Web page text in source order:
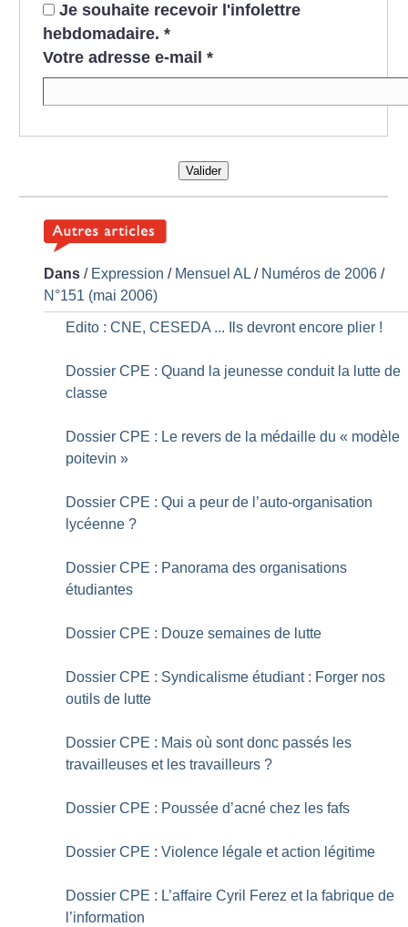
Je souhaite recevoir l'infolettre
hebdomadaire. *
Votre adresse e-mail *
Valider
Dans / Expression / Mensuel AL / Numéros de 2006 /
N°151 (mai 2006)
Edito : CNE, CESEDA ... Ils devront encore plier !
Dossier CPE : Quand la jeunesse conduit la lutte de
classe
Dossier CPE : Le revers de la médaille du « modèle
poitevin »
Dossier CPE : Qui a peur de l’auto-organisation
lycéenne ?
Dossier CPE : Panorama des organisations
étudiantes
Dossier CPE : Douze semaines de lutte
Dossier CPE : Syndicalisme étudiant : Forger nos
outils de lutte
Dossier CPE : Mais où sont donc passés les
travailleuses et les travailleurs ?
Dossier CPE : Poussée d’acné chez les fafs
Dossier CPE : Violence légale et action légitime
Dossier CPE : L’affaire Cyril Ferez et la fabrique de
l’information